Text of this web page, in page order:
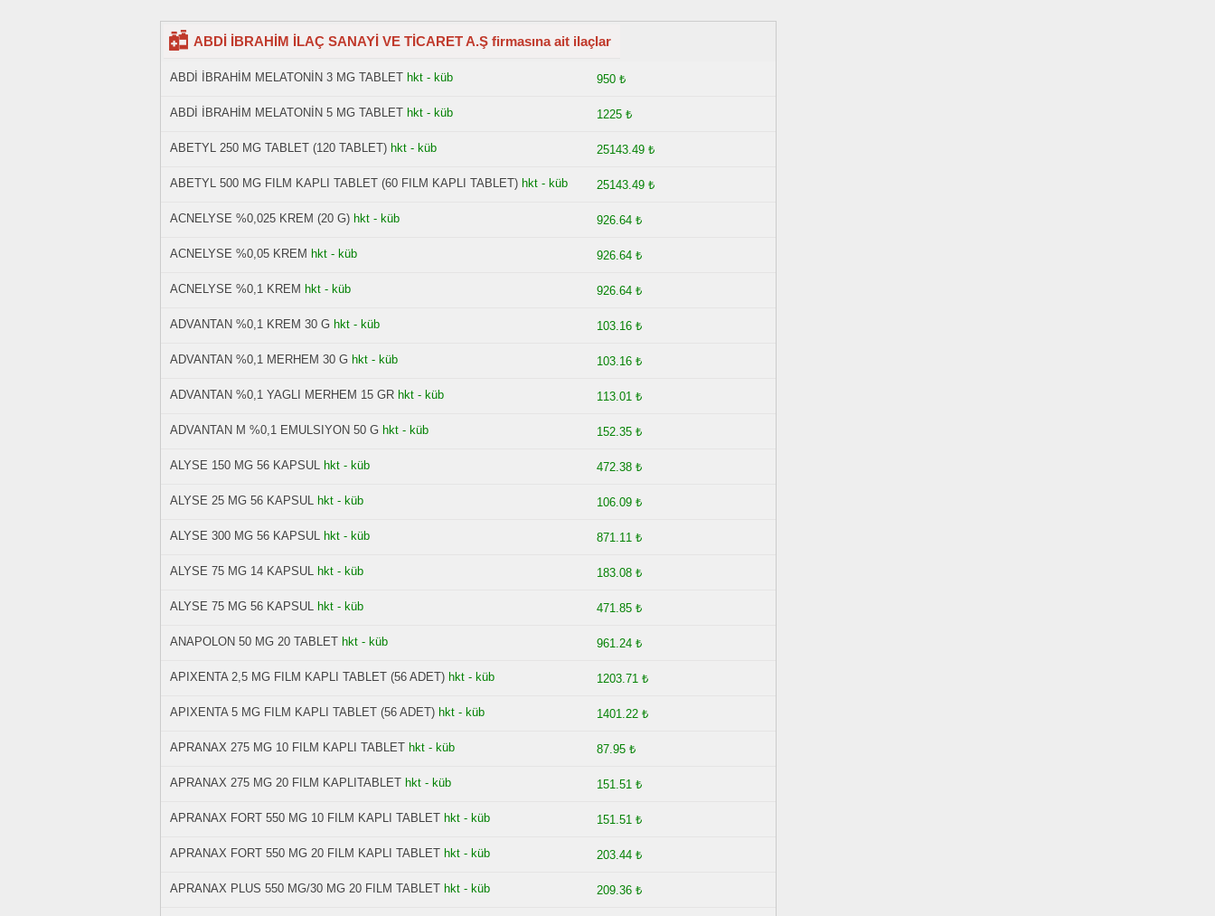
ABDİ İBRAHİM İLAÇ SANAYİ VE TİCARET A.Ş firmasına ait ilaçlar
ABDİ İBRAHİM MELATONİN 3 MG TABLET hkt - küb 950 ₺
ABDİ İBRAHİM MELATONİN 5 MG TABLET hkt - küb 1225 ₺
ABETYL 250 MG TABLET (120 TABLET) hkt - küb 25143.49 ₺
ABETYL 500 MG FILM KAPLI TABLET (60 FILM KAPLI TABLET) hkt - küb 25143.49 ₺
ACNELYSE %0,025 KREM (20 G) hkt - küb 926.64 ₺
ACNELYSE %0,05 KREM hkt - küb 926.64 ₺
ACNELYSE %0,1 KREM hkt - küb 926.64 ₺
ADVANTAN %0,1 KREM 30 G hkt - küb 103.16 ₺
ADVANTAN %0,1 MERHEM 30 G hkt - küb 103.16 ₺
ADVANTAN %0,1 YAGLI MERHEM 15 GR hkt - küb 113.01 ₺
ADVANTAN M %0,1 EMULSIYON 50 G hkt - küb 152.35 ₺
ALYSE 150 MG 56 KAPSUL hkt - küb 472.38 ₺
ALYSE 25 MG 56 KAPSUL hkt - küb 106.09 ₺
ALYSE 300 MG 56 KAPSUL hkt - küb 871.11 ₺
ALYSE 75 MG 14 KAPSUL hkt - küb 183.08 ₺
ALYSE 75 MG 56 KAPSUL hkt - küb 471.85 ₺
ANAPOLON 50 MG 20 TABLET hkt - küb 961.24 ₺
APIXENTA 2,5 MG FILM KAPLI TABLET (56 ADET) hkt - küb 1203.71 ₺
APIXENTA 5 MG FILM KAPLI TABLET (56 ADET) hkt - küb 1401.22 ₺
APRANAX 275 MG 10 FILM KAPLI TABLET hkt - küb 87.95 ₺
APRANAX 275 MG 20 FILM KAPLITABLET hkt - küb 151.51 ₺
APRANAX FORT 550 MG 10 FILM KAPLI TABLET hkt - küb 151.51 ₺
APRANAX FORT 550 MG 20 FILM KAPLI TABLET hkt - küb 203.44 ₺
APRANAX PLUS 550 MG/30 MG 20 FILM TABLET hkt - küb 209.36 ₺